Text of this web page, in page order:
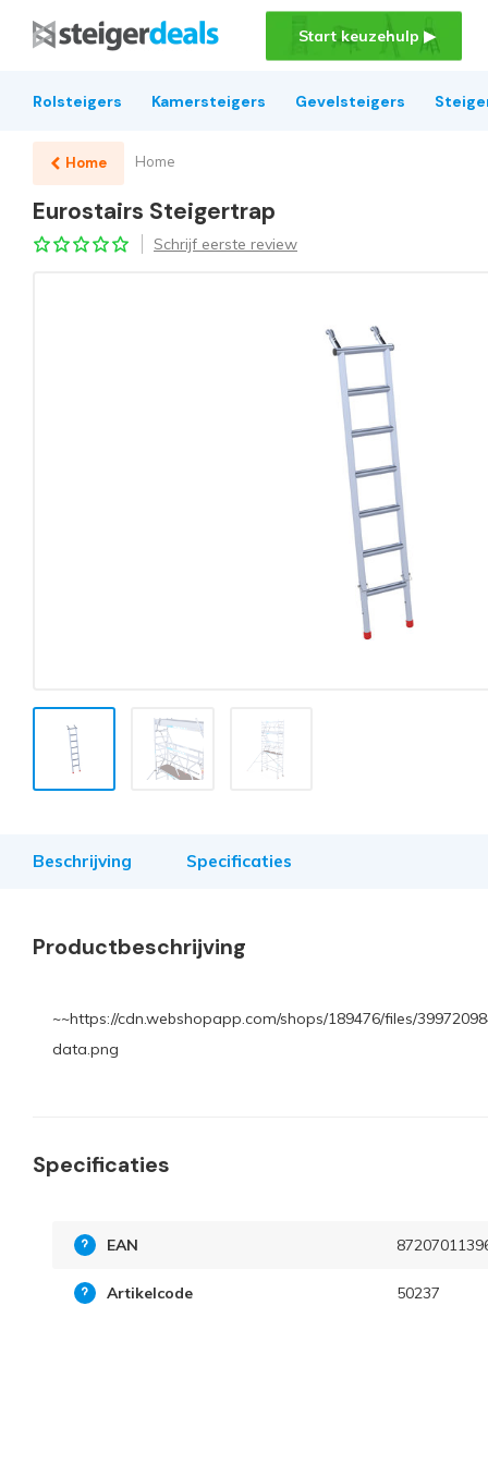
Start keuzehulp ▶
Rolsteigers Kamersteigers Gevelsteigers
Home Home
Eurostairs Steigertrap
Schrijf eerste review
Beschrijving Specificaties
Productbeschrijving
~~https://cdn.webshopapp.com/shops/189476/files/
data.png
Specificaties
EAN
Artikelcode 50237